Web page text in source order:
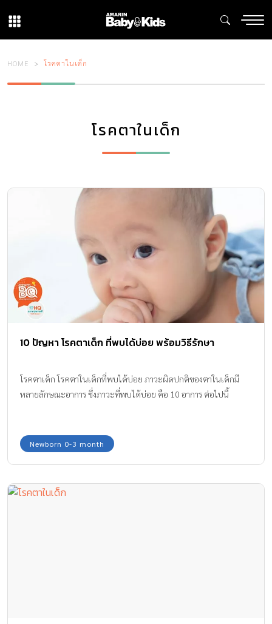
HOME โรคตาในเด็ก
โรคตาในเด็ก
10 ปัญหา โรคตาเด็ก ที่พบได้บ่อย พร้อมวิธีรักษา
โรคตาเด็ก โรคตาในเด็กที่พบได้บ่อย ภาวะผิดปกติของตาในเด็กมี
หลายลักษณะอาการ ซึ่งภาวะที่พบได้บ่อย คือ 10 อาการ ต่อไปนี้
Newborn 0-3 month